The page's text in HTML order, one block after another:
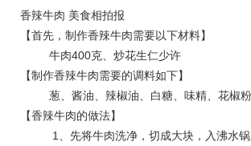
香辣牛肉 美食相拍报
【首先，制作香辣牛肉需要以下材料】
牛肉400克、炒花生仁少许
【制作香辣牛肉需要的调料如下】
葱、酱油、辣椒油、白糖、味精、花椒粉
【香辣牛肉的做法】
1、先将牛肉洗净，切成大块，入沸水锅